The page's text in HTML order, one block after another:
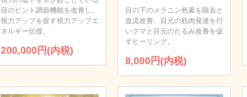
目のピント調節機能を改善し、
視力アップを促す視力アップエ
ネルギー伝授。
200,000円(内税)
目の下のメラニン色素を除去と
血流改善、目元の筋肉発達を行
いクマと目元のたるみ改善を促
すヒーリング。
8,000円(内税)